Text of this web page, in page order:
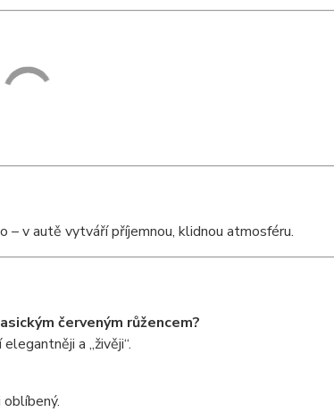
v autě vytváří příjemnou, klidnou atmosféru.
červeným růžencem?
a „živěji“.